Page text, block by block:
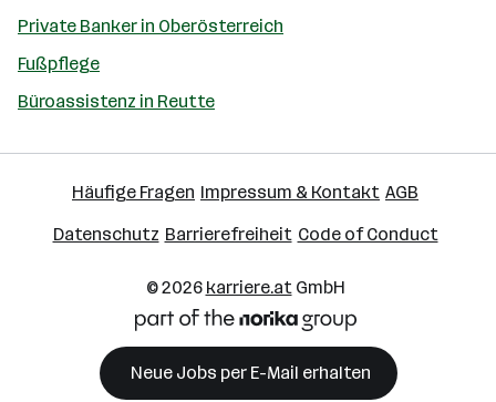
Private Banker in Oberösterreich
Fußpflege
Büroassistenz in Reutte
Häufige Fragen Impressum & Kontakt AGB
Datenschutz Barrierefreiheit Code of Conduct
© 2026 karriere.atGmbH
Neue Jobs per E-Mail erhalten